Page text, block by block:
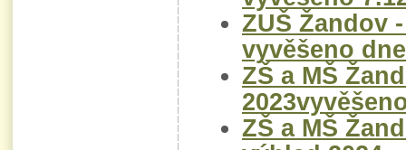
ZUŠ Žandov
vyvěšeno
ZŠ a MŠ
ZŠ a MŠ